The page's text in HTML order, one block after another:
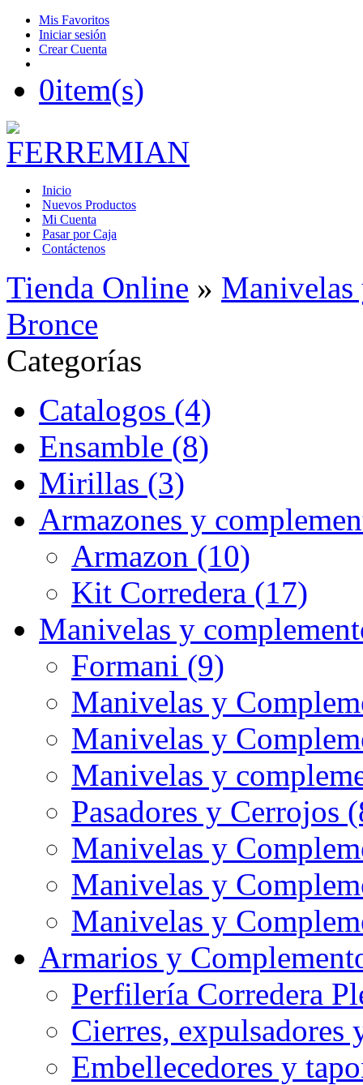
Mis Favoritos
Iniciar sesión
Crear Cuenta
0item(s)
Inicio
Nuevos Productos
Mi Cuenta
Pasar por Caja
Contáctenos
Tienda Online » Manivelas
Bronce
Categorías
Catalogos (4)
Ensamble (8)
Mirillas (3)
Armazones y
Armazon (10)
Kit Corredera (17)
Manivelas y
Formani (9)
Manivelas y
Manivelas y
Manivelas y
Pasadores y Cerrojos
Manivelas y
Manivelas y
Manivelas y
Armarios y
Perfilería Corredera
Cierres, expulsadores
Embellecedores y